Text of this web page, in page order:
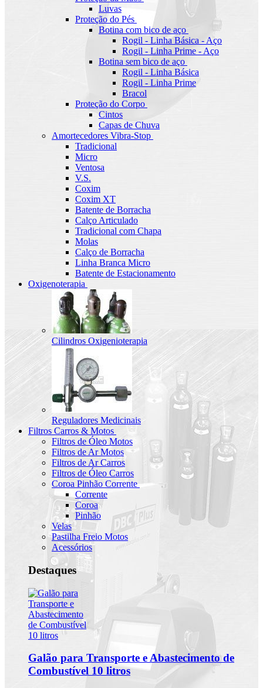
Luvas
Proteção do Pés
Botina com bico de aço
Rogil - Linha Básica - Aço
Rogil - Linha Prime - Aço
Botina sem bico de aço
Rogil - Linha Básica
Rogil - Linha Prime
Bracol
Proteção do Corpo
Cintos
Capas de Chuva
Amortecedores Vibra-Stop
Tradicional
Micro
Ventosa
V.S.
Coxim
Coxim XT
Batente de Borracha
Calço Articulado
Tradicional com Chapa
Molas
Calço de Borracha
Linha Branca Micro
Batente de Estacionamento
Oxigenoterapia
Cilindros Oxigenioterapia
Reguladores Medicinais
Filtros Carros & Motos
Filtros de Óleo Motos
Filtros de Ar Motos
Filtros de Ar Carros
Filtros de Óleo Carros
Coroa Pinhão Corrente
Corrente
Coroa
Pinhão
Velas
Pastilha Freio Motos
Acessórios
Destaques
Galão para Transporte e Abastecimento de
Combustível 10 litros